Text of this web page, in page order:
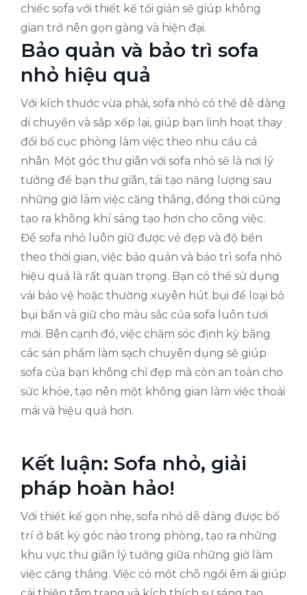
chiếc sofa với thiết kế tối giản sẽ giúp không
gian trở nên gọn gàng và hiện đại.
Bảo quản và bảo trì sofa
nhỏ hiệu quả
Với kích thước vừa phải, sofa nhỏ có thể dễ dàng
di chuyển và sắp xếp lại, giúp bạn linh hoạt thay
đổi bố cục phòng làm việc theo nhu cầu cá
nhân. Một góc thư giãn với sofa nhỏ sẽ là nơi lý
tưởng để bạn thư giãn, tái tạo năng lượng sau
những giờ làm việc căng thẳng, đồng thời cũng
tạo ra không khí sáng tạo hơn cho công việc.
Để sofa nhỏ luôn giữ được vẻ đẹp và độ bền
theo thời gian, việc bảo quản và bảo trì sofa nhỏ
hiệu quả là rất quan trọng. Bạn có thể sử dụng
vải bảo vệ hoặc thường xuyên hút bụi để loại bỏ
bụi bẩn và giữ cho màu sắc của sofa luôn tươi
mới. Bên cạnh đó, việc chăm sóc định kỳ bằng
các sản phẩm làm sạch chuyên dụng sẽ giúp
sofa của bạn không chỉ đẹp mà còn an toàn cho
sức khỏe, tạo nên một không gian làm việc thoải
mái và hiệu quả hơn.
Kết luận: Sofa nhỏ, giải
pháp hoàn hảo!
Với thiết kế gọn nhẹ, sofa nhỏ dễ dàng được bố
trí ở bất kỳ góc nào trong phòng, tạo ra những
khu vực thư giãn lý tưởng giữa những giờ làm
việc căng thẳng. Việc có một chỗ ngồi êm ái giúp